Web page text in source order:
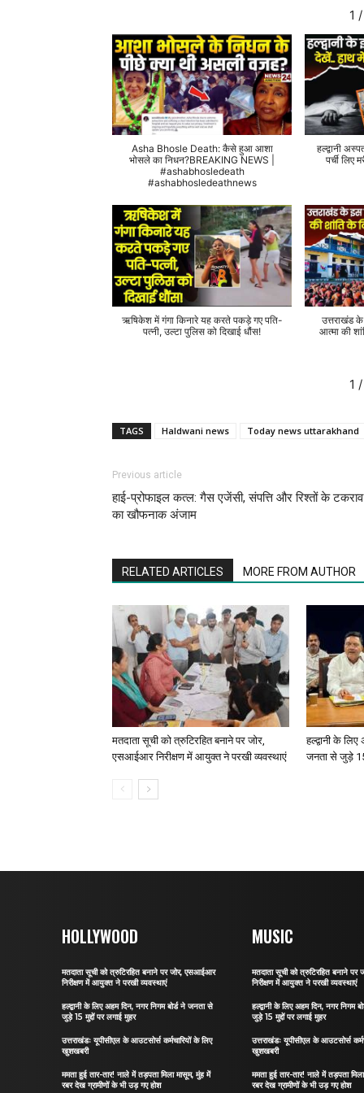
1 /
Asha Bhosle Death: कैसे हुआ आशा
भोसले का निधन?BREAKING NEWS |
#ashabhosledeath
#ashabhosledeathnews
हल्द्वानी
पर्ची
ऋषिकेश में गंगा किनारे यह करते पकड़े गए पति-
पत्नी, उल्टा पुलिस को दिखाई धौंस!
उत्तराखंड
आत्मा की
1 /
TAGS Haldwani news Today news uttarakhand
Previous article
हाई-प्रोफाइल कत्ल: गैस एजेंसी, संपत्ति और रिश्तों के टकराव
का खौफनाक अंजाम
RELATED ARTICLES MORE FROM AUTHOR
मतदाता सूची को त्रुटिरहित बनाने पर जोर,
एसआईआर निरीक्षण में आयुक्त ने परखी व्यवस्थाएं
हल्द्वानी के
जनता से जुड़े 15
HOLLYWOOD
मतदाता सूची को त्रुटिरहित बनाने पर जोर, एसआईआर
निरीक्षण में आयुक्त ने परखी व्यवस्थाएं
हल्द्वानी के लिए अहम दिन, नगर निगम बोर्ड ने जनता से
जुड़े 15 मुद्दों पर लगाई मुहर
उत्तराखंडः यूपीसीएल के आउटसोर्स कर्मचारियों के लिए
खुशखबरी
ममता हुई तार-तार! नाले में तड़पता मिला मासूम, मुंह में
रबर देख ग्रामीणों के भी उड़ गए होश
MUSIC
मतदाता सूची को त्रुटिरहित बनाने
निरीक्षण में आयुक्त ने परखी व्यवस्थाएं
हल्द्वानी के लिए अहम दिन, नगर निगम
जुड़े 15 मुद्दों पर लगाई मुहर
उत्तराखंडः यूपीसीएल के आउटसोर्स
खुशखबरी
ममता हुई तार-तार! नाले में तड़पता
रबर देख ग्रामीणों के भी उड़ गए होश